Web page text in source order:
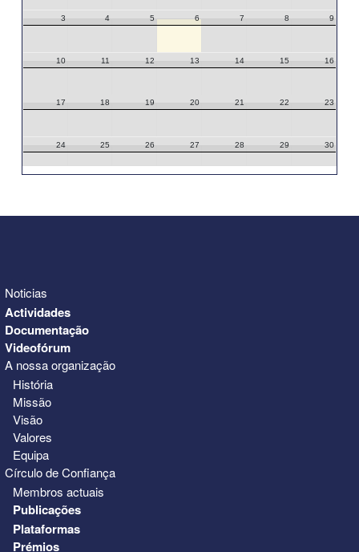
3 4 5 6 7 8 9
10 11 12 13 14 15 16
17 18 19 20 21 22 23
24 25 26 27 28 29 30
Noticias
Actividades
Documentação
Videofórum
A nossa organização
História
Missão
Visão
Valores
Equipa
Círculo de Confiança
Membros actuais
Publicações
Plataformas
Prémios